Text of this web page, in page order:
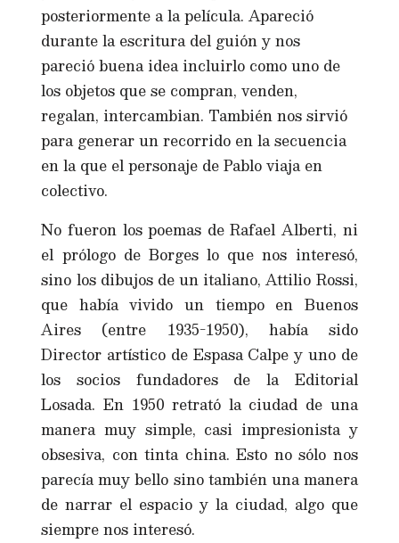
posteriormente a la película. Apareció
durante la escritura del guión y nos
pareció buena idea incluirlo como uno de
los objetos que se compran, venden,
regalan, intercambian. También nos sirvió
para generar un recorrido en la secuencia
en la que el personaje de Pablo viaja en
colectivo.
No fueron los poemas de Rafael Alberti, ni
el prólogo de Borges lo que nos interesó,
sino los dibujos de un italiano, Attilio Rossi,
que había vivido un tiempo en Buenos
Aires (entre 1935-1950), había sido
Director artístico de Espasa Calpe y uno de
los socios fundadores de la Editorial
Losada. En 1950 retrató la ciudad de una
manera muy simple, casi impresionista y
obsesiva, con tinta china. Esto no sólo nos
parecía muy bello sino también una manera
de narrar el espacio y la ciudad, algo que
siempre nos interesó.